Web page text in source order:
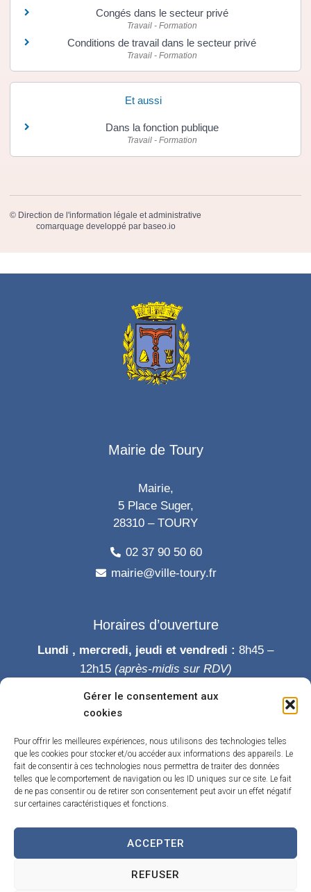
Gérer le consentement aux
cookies
Pour offrir les meilleures expériences, nous utilisons des technologies telles
que les cookies pour stocker et/ou accéder aux informations des appareils. Le
fait de consentir à ces technologies nous permettra de traiter des données
telles que le comportement de navigation ou les ID uniques sur ce site. Le fait
de ne pas consentir ou de retirer son consentement peut avoir un effet négatif
sur certaines caractéristiques et fonctions.
ACCEPTER
REFUSER
Congés dans le secteur privé
Travail - Formation
Conditions de travail dans le secteur privé
Travail - Formation
Et aussi
Dans la fonction publique
Travail - Formation
© Direction de l'information légale et administrative
comarquage developpé par baseo.io
Mairie de Toury
Mairie,
5 Place Suger,
28310 – TOURY
02 37 90 50 60
mairie@ville-toury.fr
Horaires d’ouverture
Lundi , mercredi, jeudi et vendredi : 8h45 –
12h15 (après-midis sur RDV)
Accessibilité Contact
Traitement de données personnelles